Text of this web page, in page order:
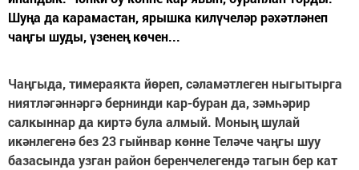
Шуңа да карамастан, ярышка килүчеләр рәхәтләнеп
чаңгы шуды, үзенең көчен...
Чаңгыда, тимераякта йөреп, сәламәтлеген ныгытырга
ниятләгәннәргә бернинди кар-буран да, зәмһәрир
салкыннар да киртә була алмый. Моның шулай
икәнлегенә без 23 гыйнвар көнне Теләче чаңгы шуу
базасында узган район беренчелегендә тагын бер кат